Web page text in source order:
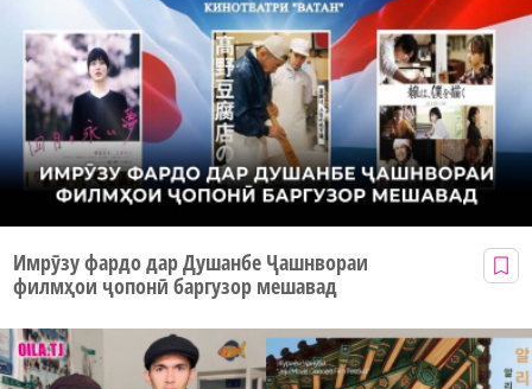
Имрӯзу фардо дар Душанбе Ҷашнвораи
филмҳои ҷопонӣ баргузор мешавад